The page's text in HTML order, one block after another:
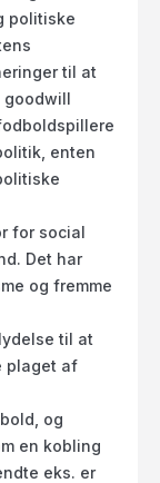
politiske
til at
goodwill
enten
for social
Det har
og fremme
til at
plaget af
og
en kobling
eks. er